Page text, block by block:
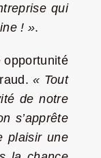
qui
! ».
opportunité
« Tout
de notre
s’apprête
plaisir une